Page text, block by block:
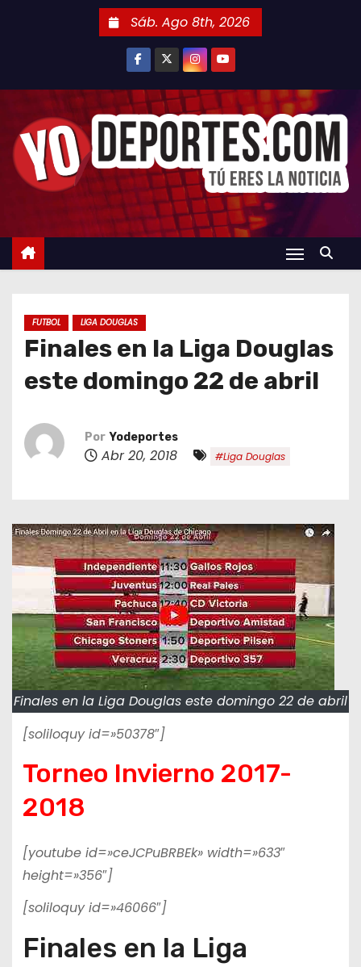
n
Sáb. Ago 8th, 2026
FUTBOL LIGA DOUGLAS
Finales en la Liga Douglas
este domingo 22 de abril
Por Yodeportes
Abr 20, 2018 #Liga Douglas
Finales en la Liga Douglas este domingo 22 de abril
[soliloquy id=»50378″]
Torneo Invierno 2017-
2018
[youtube id=»ceJCPuBRBEk» width=»633″
height=»356″]
[soliloquy id=»46066″]
Finales en la Liga